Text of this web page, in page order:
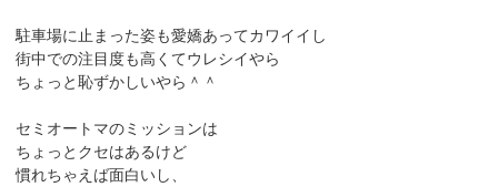
駐車場に止まった姿も愛嬌あってカワイイし
街中での注目度も高くてウレシイやら
ちょっと恥ずかしいやら＾＾
セミオートマのミッションは
ちょっとクセはあるけど
慣れちゃえば面白いし、